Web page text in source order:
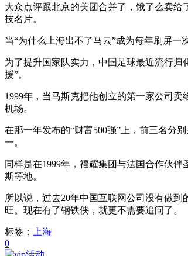
大众点评跟北京的美团合并了，饿了么卖
技名片。
当“为什么上海出不了马云”成为每年刷屏一
为了提升国家队实力，中国足球最近流行
援”。
1999年，当马斯克把他创立的第一家公司
机场。
在那一年发布的“财富500强”上，前三名分
一。
同样是在1999年，福耀集团与法国合作伙
斯等地。
所以说，过去20年中国互联网公司没有做
旺。现在有了钢铁侠，就更不需要追问了。
标签：
上海
0